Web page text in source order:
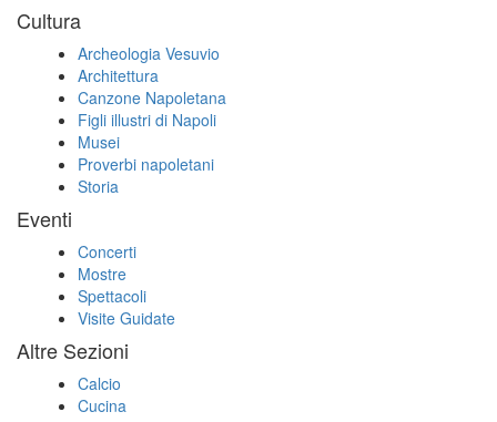
Cultura
Archeologia Vesuvio
Architettura
Canzone Napoletana
Figli illustri di Napoli
Musei
Proverbi napoletani
Storia
Eventi
Concerti
Mostre
Spettacoli
Visite Guidate
Altre Sezioni
Calcio
Cucina